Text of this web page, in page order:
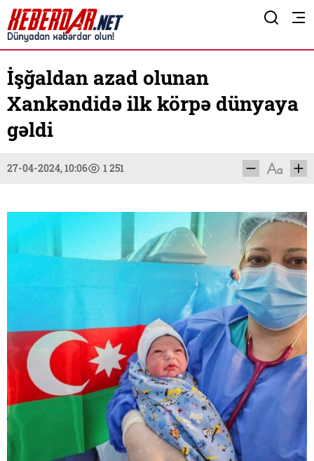
İşğaldan azad olunan
Xankəndidə ilk körpə dünyaya
gəldi
27-04-2024, 10:06 1 251